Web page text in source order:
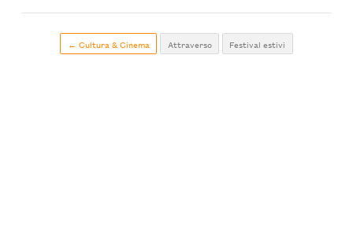
← Cultura & Cinema Attraverso Festival estivi